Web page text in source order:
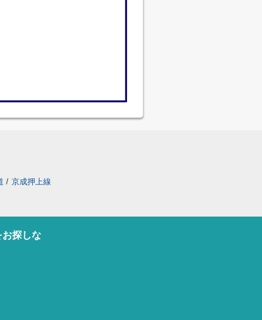
/ 京成押上線
お探しな